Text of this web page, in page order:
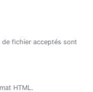
de fichier acceptés sont
HTML.